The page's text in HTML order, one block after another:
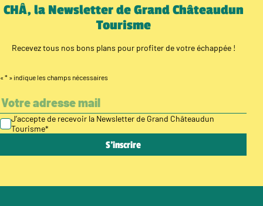
CHÂ, la Newsletter de Grand Châteaudun
Tourisme
Recevez tous nos bons plans pour profiter de votre échappée !
« * » indique les champs nécessaires
J’accepte de recevoir la Newsletter de Grand Châteaudun
Tourisme*